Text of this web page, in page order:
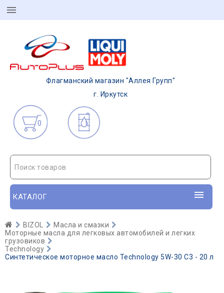
Флагманский магазин "Аллея Групп"
г. Иркутск
0
Поиск товаров
КАТАЛОГ
BIZOL
Масла и смазки
Моторные масла для легковых автомобилей и легких
грузовиков
Technology
Синтетическое моторное масло Technology 5W-30 C3 - 20 л